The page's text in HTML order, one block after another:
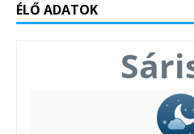
ÉLŐ ADATOK